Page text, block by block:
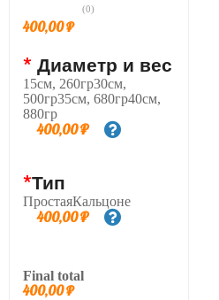
(0)
400,00₽
* Диаметр и вес
15см, 260гр30см,
500гр35см, 680гр40см,
880гр
400,00₽
*Тип
ПростаяКальцоне
400,00₽
Final total
400,00₽